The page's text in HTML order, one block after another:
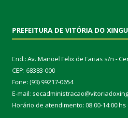
PREFEITURA DE VITÓRIA DO XINGU
End.: Av. Manoel Felix de Farias s/n -
CEP: 68383-000
Fone: (93) 99217-0654
E-mail:
Horário de atendimento: 08:00-14:00 hs